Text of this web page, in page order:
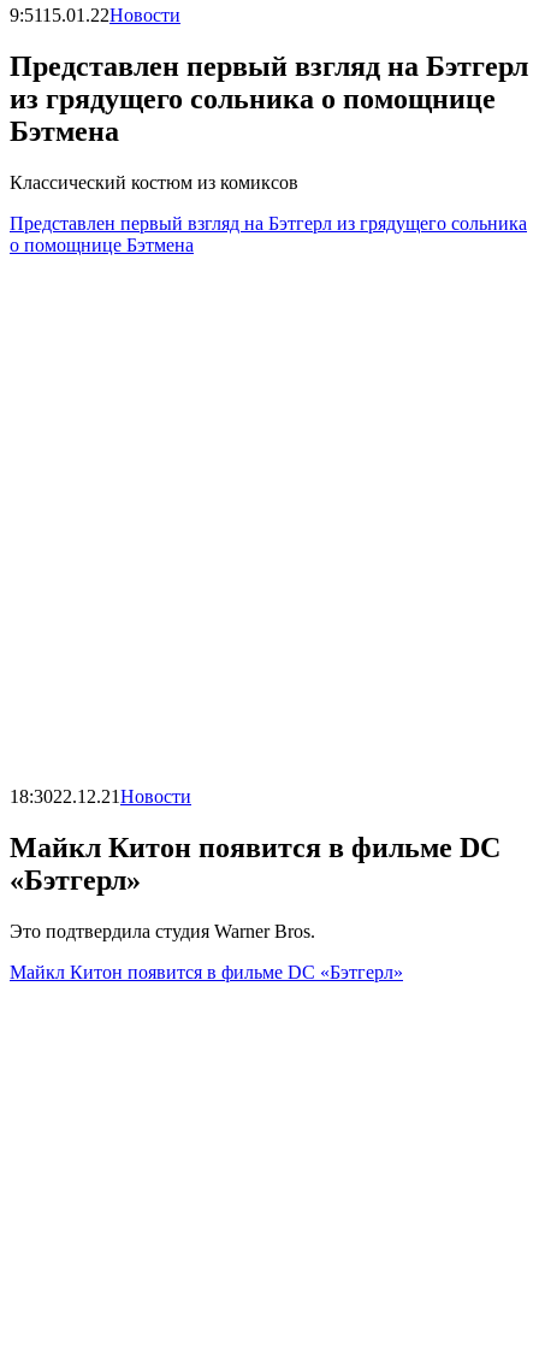
9:5115.01.22Новости
Представлен первый взгляд на Бэтгерл
из грядущего сольника о помощнице
Бэтмена
Классический костюм из комиксов
Представлен первый взгляд на Бэтгерл из грядущего сольника
о помощнице Бэтмена
18:3022.12.21Новости
Майкл Китон появится в фильме DC
«Бэтгерл»
Это подтвердила студия Warner Bros.
Майкл Китон появится в фильме DC «Бэтгерл»